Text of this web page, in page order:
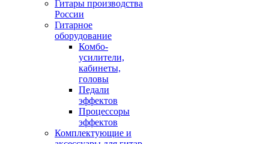
Гитары производства
России
Гитарное
оборудование
Комбо-
усилители,
кабинеты,
головы
Педали
эффектов
Процессоры
эффектов
Комплектующие и